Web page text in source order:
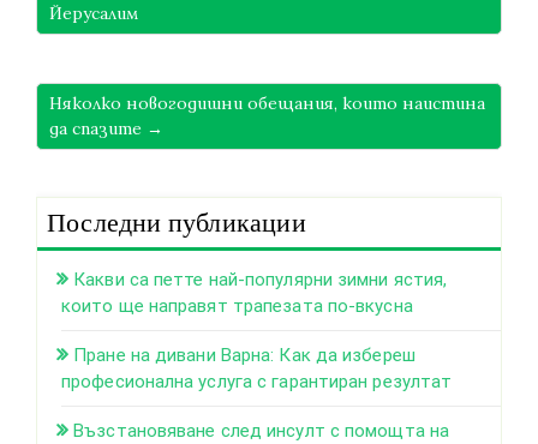
Йерусалим
Няколко новогодишни обещания, които наистина
да спазите →
Последни публикации
Какви са петте най-популярни зимни ястия,
които ще направят трапезата по-вкусна
Пране на дивани Варна: Как да избереш
професионална услуга с гарантиран резултат
Възстановяване след инсулт с помощта на